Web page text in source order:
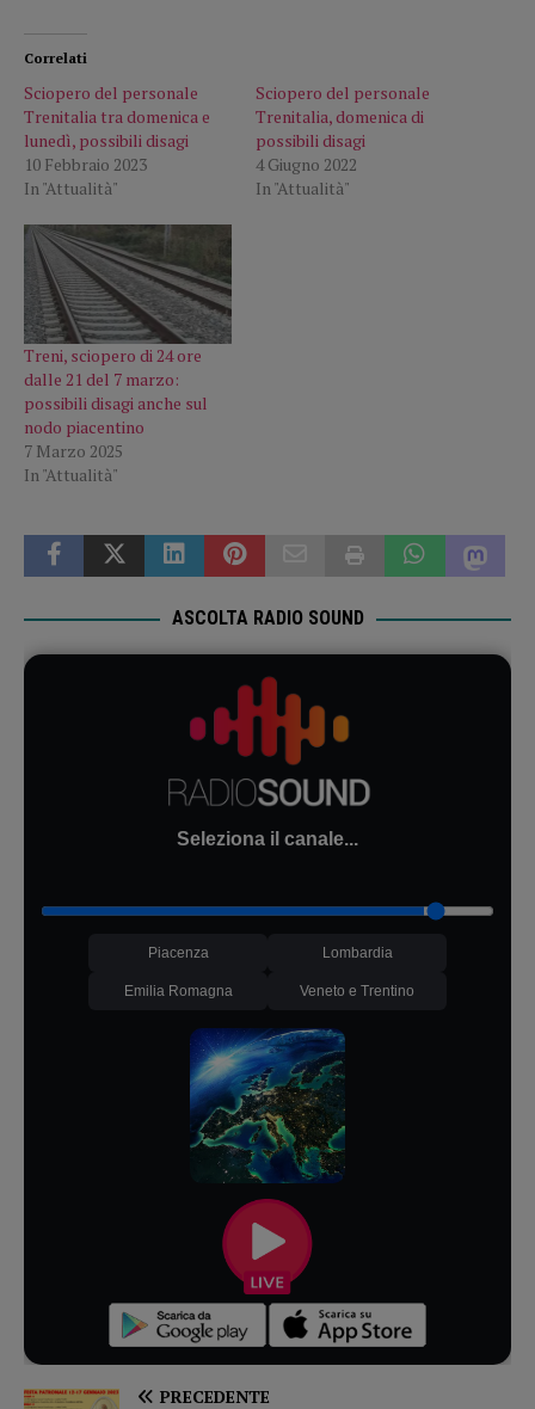
Correlati
Sciopero del personale
Trenitalia tra domenica e
lunedì, possibili disagi
10 Febbraio 2023
In "Attualità"
Sciopero del personale
Trenitalia, domenica di
possibili disagi
4 Giugno 2022
In "Attualità"
Treni, sciopero di 24 ore
dalle 21 del 7 marzo:
possibili disagi anche sul
nodo piacentino
7 Marzo 2025
In "Attualità"
ASCOLTA RADIO SOUND
Seleziona il canale...
Piacenza Lombardia
Emilia Romagna Veneto e Trentino
PRECEDENTE